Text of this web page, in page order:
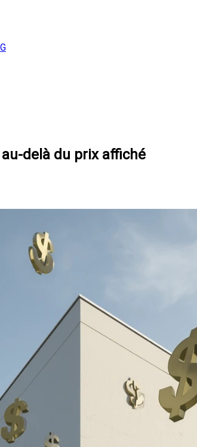
au-delà du prix affiché